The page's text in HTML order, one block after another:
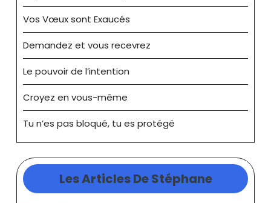
Vos Vœux sont Exaucés
Demandez et vous recevrez
Le pouvoir de l’intention
Croyez en vous-même
Tu n’es pas bloqué, tu es protégé
Les Articles De Stéphane